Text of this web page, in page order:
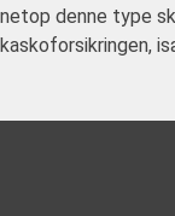
netop denne type
kaskoforsikringen,